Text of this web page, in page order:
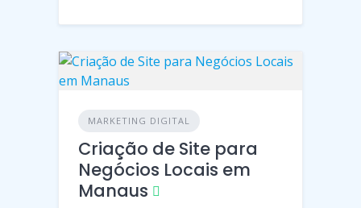
MARKETING DIGITAL
Criação de Site para
Negócios Locais em
Manaus